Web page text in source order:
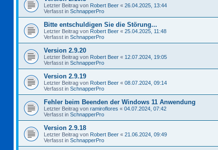
Letzter Beitrag von Robert Beer « 26.04.2025, 13:44
Verfasst in SchnapperPro
Bitte entschuldigen Sie die Störung...
Letzter Beitrag von Robert Beer « 25.04.2025, 11:48
Verfasst in SchnapperPro
Version 2.9.20
Letzter Beitrag von Robert Beer « 12.07.2024, 19:05
Verfasst in SchnapperPro
Version 2.9.19
Letzter Beitrag von Robert Beer « 08.07.2024, 09:14
Verfasst in SchnapperPro
Fehler beim Beenden der Windows 11 Anwendung
Letzter Beitrag von ramiroflores « 04.07.2024, 07:42
Verfasst in SchnapperPro
Version 2.9.18
Letzter Beitrag von Robert Beer « 21.06.2024, 09:49
Verfasst in SchnapperPro